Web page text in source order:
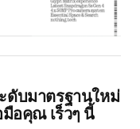
ดับมาตรฐานใหม่
อคุณ เร็วๆ นี้